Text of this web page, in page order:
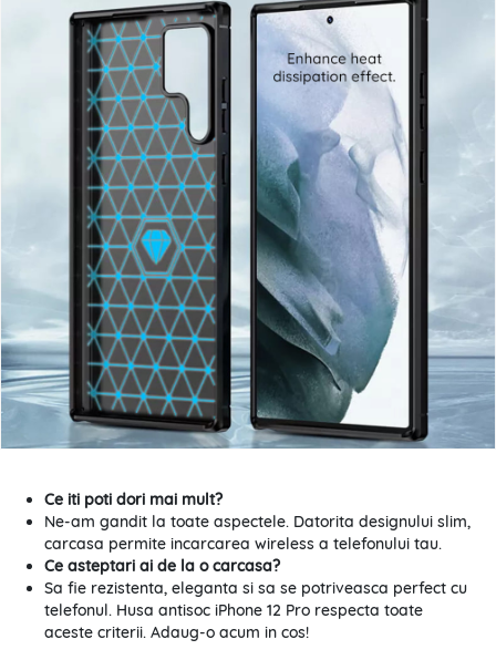
Ce iti poti dori mai mult?
Ne-am gandit la toate aspectele. Datorita designului slim,
carcasa permite incarcarea wireless a telefonului tau.
Ce asteptari ai de la o carcasa?
Sa fie rezistenta, eleganta si sa se potriveasca perfect cu
telefonul. Husa antisoc iPhone 12 Pro respecta toate
aceste criterii. Adaug-o acum in cos!